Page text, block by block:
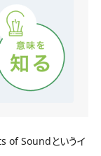
of Soundというイ